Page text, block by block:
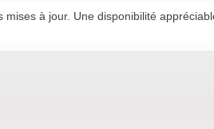
à jour. Une disponibilité